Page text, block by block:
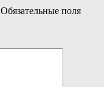
Обязательные поля